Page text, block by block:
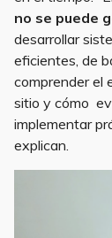
no se puede
desarrollar
eficientes, de
comprender el
sitio y cómo
implementar
explican.